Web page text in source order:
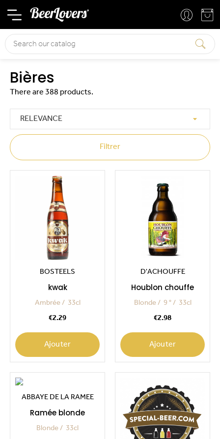
Bières
There are 388 products.
RELEVANCE 
Filtrer
BOSTEELS
kwak
Ambrée 33cl
€2.29
Ajouter
D'ACHOUFFE
Houblon chouffe
Blonde 9 ° 33cl
€2.98
Ajouter
ABBAYE DE LA RAMEE
Ramée blonde
Blonde 33cl